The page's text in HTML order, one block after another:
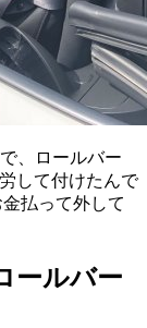
で、ロールバー
して付けたんで
払って外して
ールバー